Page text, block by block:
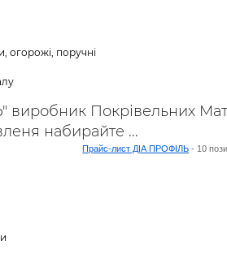
огорожі, поручні
Покрівельних
набирайте ...
Прайс-лист ДІА ПРОФІЛЬ - 10